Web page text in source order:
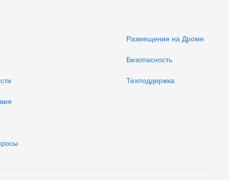
Размещение на Дроме
Безопасность
Техподдержка